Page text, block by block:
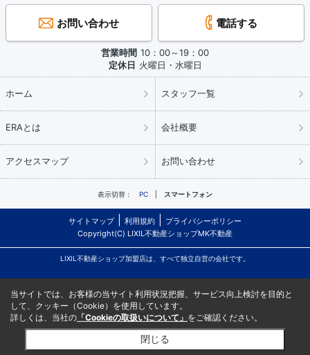
お問い合わせ 電話する
営業時間 10：00～19：00
定休日 火曜日・水曜日
ホーム スタッフ一覧
ERAとは 会社概要
アクセスマップ お問い合わせ
表示切替： PC スマートフォン
サイトマップ 利用規約
プライバシーポリシー
Copyright(C) LIXIL不動産ショップMK不動産
LIXIL不動産ショップ加盟店は、すべて独立自営の会社です。
当サイトでは、お客様の当サイト利用状況把握、サービス向上検討を目的と
して、クッキー（Cookie）を使用しています。
詳しくは、当社の 「Cookieの取扱いについて」 をご確認ください。
閉じる